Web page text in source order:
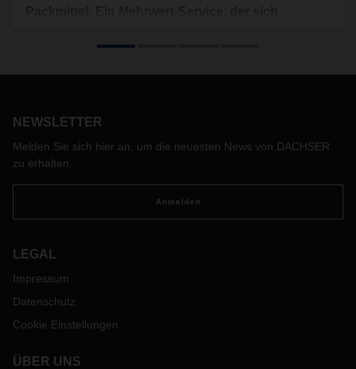
andere Packmittel. Allerdings werden die Anforderungen an
Packmitteltausch als Value Added Service.
NEWSLETTER
Melden Sie sich hier an, um die neuesten News von DACHSER
zu erhalten.
Anmelden
LEGAL
Impressum
Datenschutz
Cookie Einstellungen
ÜBER UNS